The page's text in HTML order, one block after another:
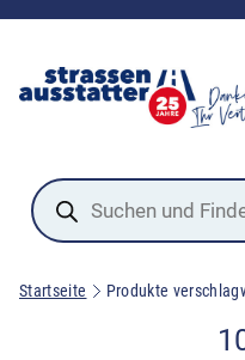
Products
search
Startseite Produkte